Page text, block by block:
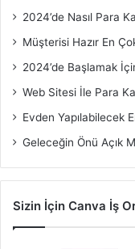
2024’de Nasıl Para
Müşterisi Hazır En
2024’de Başlamak
Web Sitesi İle Para
Evden Yapılabilecek
Geleceğin Önü Açık
Sizin İçin Canva İş